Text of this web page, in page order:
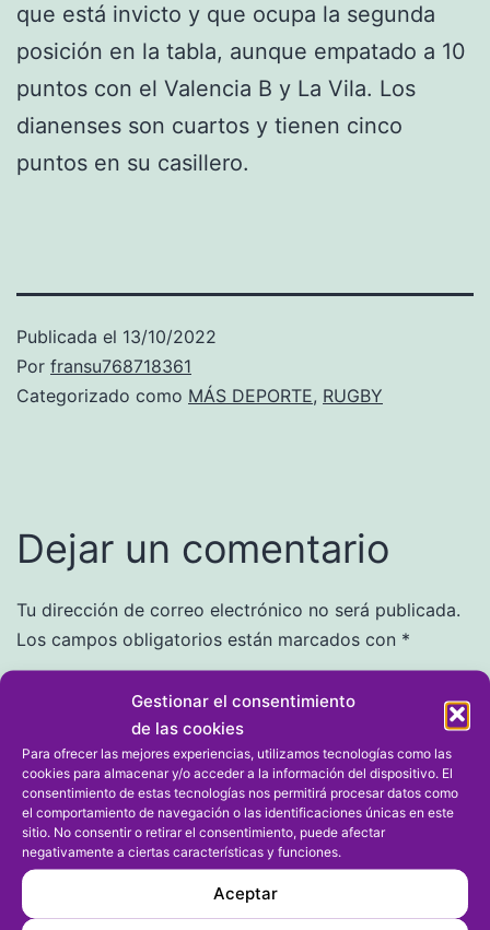
Gestionar el consentimiento
de las cookies
Para ofrecer las mejores experiencias, utilizamos tecnologías como las
cookies para almacenar y/o acceder a la información del dispositivo. El
consentimiento de estas tecnologías nos permitirá procesar datos como
el comportamiento de navegación o las identificaciones únicas en este
sitio. No consentir o retirar el consentimiento, puede afectar
negativamente a ciertas características y funciones.
Aceptar
que está invicto y que ocupa la segunda
posición en la tabla, aunque empatado a 10
puntos con el Valencia B y La Vila. Los
dianenses son cuartos y tienen cinco
puntos en su casillero.
Publicada el 13/10/2022
Por fransu768718361
Categorizado como MÁS DEPORTE, RUGBY
Dejar un comentario
Tu dirección de correo electrónico no será publicada.
Los campos obligatorios están marcados con *
*